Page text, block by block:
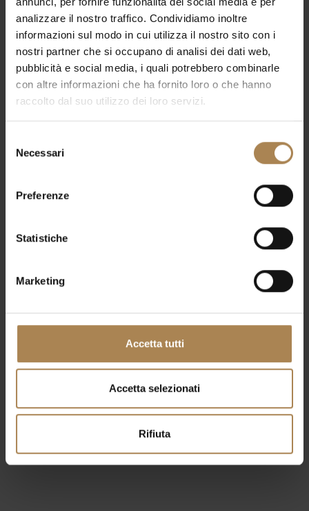
analizzare il nostro traffico. Condividiamo inoltre
informazioni sul modo in cui utilizza il nostro sito con i
nostri partner che si occupano di analisi dei dati web,
pubblicità e social media, i quali potrebbero combinarle
con altre informazioni che ha fornito loro o che hanno
raccolto dal suo utilizzo dei loro servizi.
delNecessari
Preferenze
Statistiche
Marketing
Accetta tutti
Accetta selezionati
Rifiuta
Coloro che volessero approfittarne per soggiornare a
Milano, potranno avvalersi delRoyal Garden Hotel, a
200 metri dalla metropolitana, che collega*
direttamente la struttura con l’Unipol Dome.
Scoprite la Promo Concerti BeSafe – tariffa assicurata
per il tuo evento senza pensieri –e tutte le
offertenella nostra sezioneOfferte Speciali.
fino a
oppureMM2 Assago Forum
Assicurati una camera con
l'offerta dedicata
PROMO CONCERTI BESAFE - la tariffa
prepagata con assicurazione inclusa
Prenota ora la tua camera
Altri eventi